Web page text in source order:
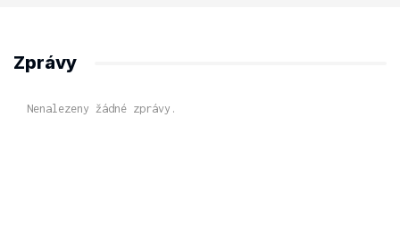
Zprávy
Nenalezeny žádné zprávy.